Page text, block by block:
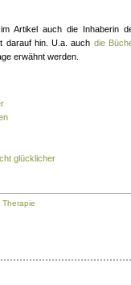
Artikel auch die Inhaberin
darauf hin. U.a. auch die
erwähnt werden.
glücklicher
Therapie